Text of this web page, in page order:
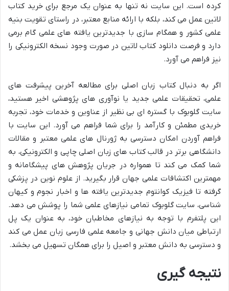
کرده است. این سایت نه تنها به عنوان یک مرجع برای خرید کتاب
لاتین عمل می کند، بلکه با ارائه منابع معتبر، در راستای تقویت بنیه
علمی کشور و همگام سازی با جدیدترین یافته های علمی گام برمی
دارد و فرصت دانلود کتاب لاتین در صورت وجود نسخه الکترونیکی را
نیز فراهم می آورد.
اگر به دنبال کتاب زبان اصلی برای مطالعه آخرین پیشرفت های
علمی، تحقیقات علمی جدید یا نوآوری های پژوهشی اخیر هستید،
سایت گلوبوک با گستره ای بی نظیر از عناوین و خدمات خود، تجربه
خریدی مطمئن و کارآمد را برای شما فراهم می آورد. این سایت با
فراهم آوردن امکان دسترسی به ژورنال های علمی معتبر و مقالات
دانشگاهی برتر در قالب کتاب های زبان اصلی چاپی و الکترونیکی، به
شما کمک می کند تا همواره در جریان پژوهش های پیشگامانه و
مهمترین اکتشافات علمی جهان قرار بگیرید. از علوم نوین در پزشکی
گرفته تا فیزیک کوانتوم جدیدترین یافته ها و اخبار نجوم و کیهان
شناسی، سایت گلوبوک تمامی نیازهای علمی شما را پوشش می دهد.
این پلتفرم با توجه به نیازهای مخاطبان خود، به عنوان یک پل
ارتباطی میان دانش جهانی و جامعه علمی فارسی زبان عمل می کند
و دسترسی به دانش معتبر و اصیل را برای همگان تسهیل می بخشد.
نتیجه گیری